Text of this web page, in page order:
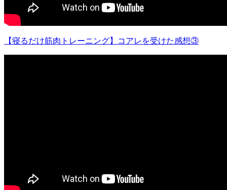
【寝るだけ筋肉トレーニング】コアレを受けた感想③